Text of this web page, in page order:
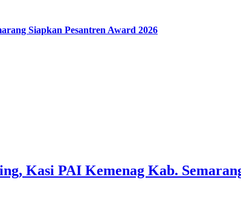
Siapkan Pesantren Award 2026
Kasi PAI Kemenag Kab.